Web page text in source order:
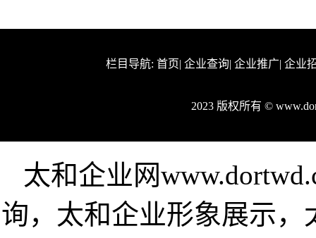
栏目导航: 首页| 企业查询| 企业推广| 企业
2023 版权所有 ©
太和企业网
询，太和企业形象展示